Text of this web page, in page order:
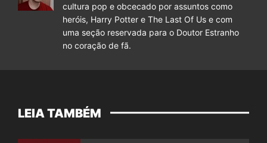
cultura pop e obcecado por assuntos como
heróis, Harry Potter e The Last Of Us e com
uma seção reservada para o Doutor Estranho
no coração de fã.
LEIA TAMBÉM